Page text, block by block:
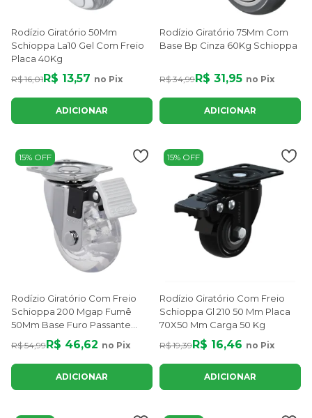
Rodízio Giratório 50Mm
Schioppa La10 Gel Com Freio
Placa 40Kg
R$ 16,01R$ 13,57 no Pix
ADICIONAR
Rodízio Giratório 75Mm Com
Base Bp Cinza 60Kg Schioppa
R$ 34,99R$ 31,95 no Pix
ADICIONAR
15% OFF
Rodízio Giratório Com Freio
Schioppa 200 Mgap Fumê
50Mm Base Furo Passante
R$ 54,99R$ 46,62 no Pix
ADICIONAR
15% OFF
Rodízio Giratório Com Freio
Schioppa Gl 210 50 Mm Placa
70X50 Mm Carga 50 Kg
R$ 19,39R$ 16,46 no Pix
ADICIONAR